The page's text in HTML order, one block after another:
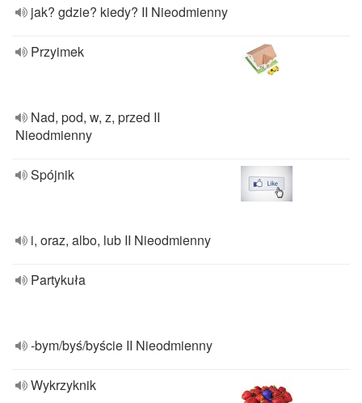
jak? gdzie? kiedy? II Nieodmienny
Przyimek
Nad, pod, w, z, przed II
Nieodmienny
Spójnik
i, oraz, albo, lub II Nieodmienny
Partykuła
-bym/byś/byście II Nieodmienny
Wykrzyknik